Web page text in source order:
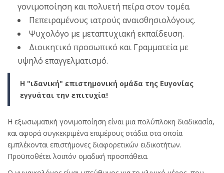
γονιμοποίηση και πολυετή πείρα στον τομέα.
Πεπειραμένους ιατρούς αναισθησιολόγους.
Ψυχολόγο με μεταπτυχιακή εκπαίδευση.
Διοικητικό προσωπικό και Γραμματεία με
υψηλό επαγγελματισμό.
Η "ιδανική" επιστημονική ομάδα της Ευγονίας
εγγυάται την επιτυχία!
Η εξωσωματική γονιμοποίηση είναι μια πολύπλοκη διαδικασία,
και αφορά συγκεκριμένα επιμέρους στάδια στα οποία
εμπλέκονται επιστήμονες διαφορετικών ειδικοτήτων.
Προϋποθέτει λοιπόν ομαδική προσπάθεια.